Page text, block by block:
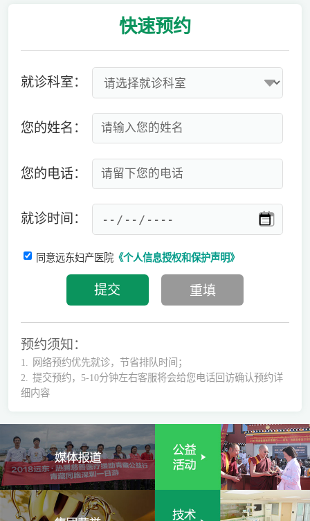
快速预约
就诊科室：
您的姓名：
您的电话：
就诊时间：
同意远东妇产医院《个人信息授权和保护声明》
预约须知：
1.
网络预约优先就诊，节省排队时间；
2.
提交预约，5-10分钟左右客服将会给您电话回访确认预约详
细内容